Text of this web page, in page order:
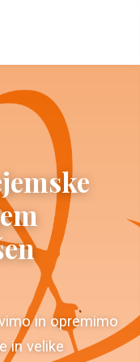
in opremimo
in velike